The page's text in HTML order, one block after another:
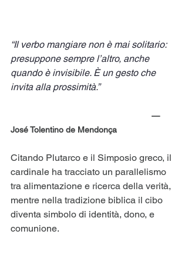
“Il verbo mangiare non è mai solitario:
presuppone sempre l’altro, anche
quando è invisibile. È un gesto che
invita alla prossimità.”
José Tolentino de Mendonça
Citando Plutarco e il Simposio greco, il
cardinale ha tracciato un parallelismo
tra alimentazione e ricerca della verità,
mentre nella tradizione biblica il cibo
diventa simbolo di identità, dono, e
comunione.